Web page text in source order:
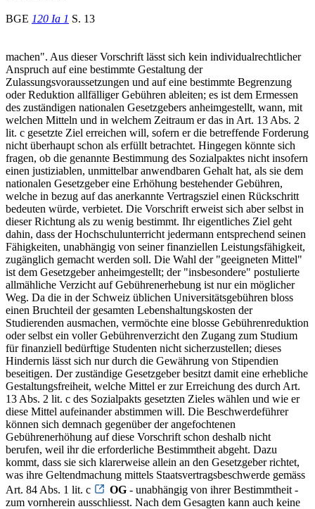
BGE 120 Ia 1 S. 13
machen". Aus dieser Vorschrift lässt sich kein individualrechtlicher
Anspruch auf eine bestimmte Gestaltung der
Zulassungsvoraussetzungen und auf eine bestimmte Begrenzung
oder Reduktion allfälliger Gebühren ableiten; es ist dem Ermessen
des zuständigen nationalen Gesetzgebers anheimgestellt, wann, mit
welchen Mitteln und in welchem Zeitraum er das in Art. 13 Abs. 2
lit. c gesetzte Ziel erreichen will, sofern er die betreffende Forderung
nicht überhaupt schon als erfüllt betrachtet. Hingegen könnte sich
fragen, ob die genannte Bestimmung des Sozialpaktes nicht insofern
einen justiziablen, unmittelbar anwendbaren Gehalt hat, als sie dem
nationalen Gesetzgeber eine Erhöhung bestehender Gebühren,
welche in bezug auf das anerkannte Vertragsziel einen Rückschritt
bedeuten würde, verbietet. Die Vorschrift erweist sich aber selbst in
dieser Richtung als zu wenig bestimmt. Ihr eigentliches Ziel geht
dahin, dass der Hochschulunterricht jedermann entsprechend seinen
Fähigkeiten, unabhängig von seiner finanziellen Leistungsfähigkeit,
zugänglich gemacht werden soll. Die Wahl der "geeigneten Mittel"
ist dem Gesetzgeber anheimgestellt; der "insbesondere" postulierte
allmähliche Verzicht auf Gebührenerhebung ist nur ein möglicher
Weg. Da die in der Schweiz üblichen Universitätsgebühren bloss
einen Bruchteil der gesamten Lebenshaltungskosten der
Studierenden ausmachen, vermöchte eine blosse Gebührenreduktion
oder selbst ein voller Gebührenverzicht den Zugang zum Studium
für finanziell bedürftige Studenten nicht sicherzustellen; dieses
Hindernis lässt sich nur durch die Gewährung von Stipendien
beseitigen. Der zuständige Gesetzgeber besitzt damit eine erhebliche
Gestaltungsfreiheit, welche Mittel er zur Erreichung des durch Art.
13 Abs. 2 lit. c des Sozialpakts gesetzten Zieles wählen und wie er
diese Mittel aufeinander abstimmen will. Die Beschwerdeführer
können sich demnach gegenüber der angefochtenen
Gebührenerhöhung auf diese Vorschrift schon deshalb nicht
berufen, weil ihr die erforderliche Bestimmtheit abgeht. Dazu
kommt, dass sie sich klarerweise allein an den Gesetzgeber richtet,
was ihre Geltendmachung mittels Staatsvertragsbeschwerde gemäss
Art. 84 Abs. 1 lit. c
OG - unabhängig von ihrer Bestimmtheit -
zum vornherein ausschliesst. Nach dem Gesagten kann auch keine